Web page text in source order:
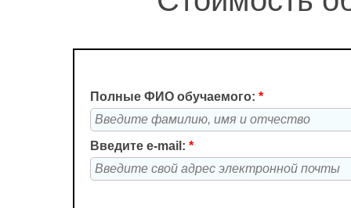
Полные ФИО обучаемого: *
Введите e-mail: *